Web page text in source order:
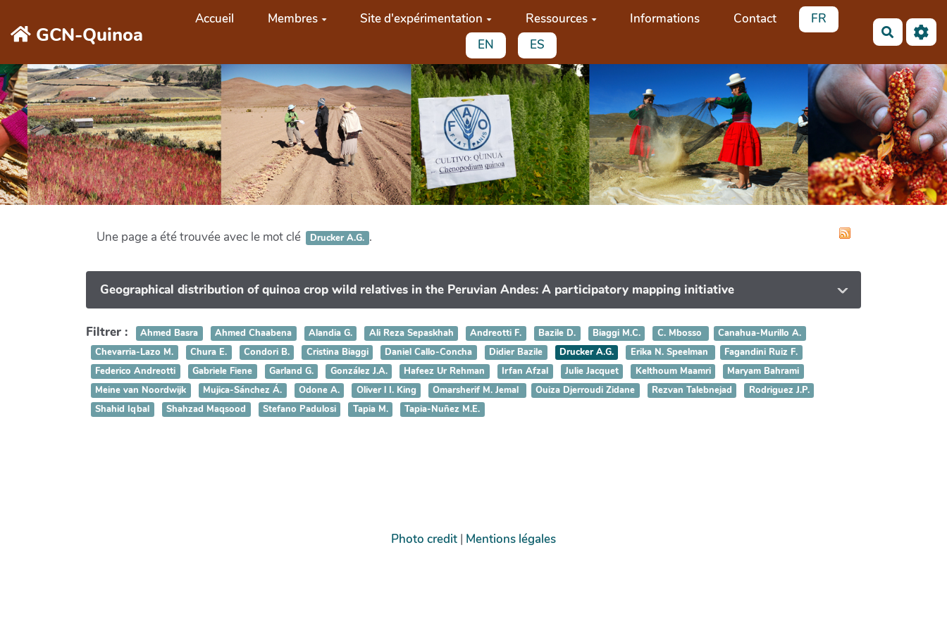
GCN-Quinoa
Accueil Membres Site d'expérimentation Ressources Informations Contact
FR
EN
ES
Une page a été trouvée avec le mot clé Drucker A.G. .
Geographical distribution of quinoa crop wild relatives in the Peruvian Andes: A participatory mapping initiative
Filtrer : Ahmed Basra Ahmed Chaabena Alandia G. Ali Reza Sepaskhah Andreotti F. Bazile D. Biaggi M.C. C. Mbosso
Canahua-Murillo A.
Chevarria-Lazo M.
Chura E. Condori B. Cristina Biaggi Daniel Callo-Concha Didier Bazile Drucker A.G. Erika N. Speelman
Fagandini Ruiz F.
Federico Andreotti
Gabriele Fiene Garland G. González J.A. Hafeez Ur Rehman Irfan Afzal Julie Jacquet Kelthoum Maamri
Maryam Bahrami
Meine van Noordwijk
Mujica-Sánchez Á. Odone A. Oliver l I. King Omarsherif M. Jemal Ouiza Djerroudi Zidane Rezvan Talebnejad
Rodriguez J.P.
Shahid Iqbal
Shahzad Maqsood Stefano Padulosi Tapia M. Tapia-Nuñez M.E.
Photo credit | Mentions légales